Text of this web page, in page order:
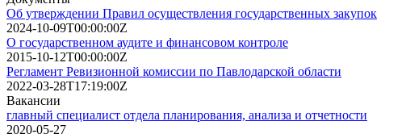
Об утверждении Правил осуществления государственных закупок
2024-10-09T00:00:00Z
О государственном аудите и финансовом контроле
2015-10-12T00:00:00Z
Регламент Ревизионной комиссии по Павлодарской области
2022-03-28T17:19:00Z
Вакансии
главный специалист отдела планирования, анализа и отчетности
2020-05-27